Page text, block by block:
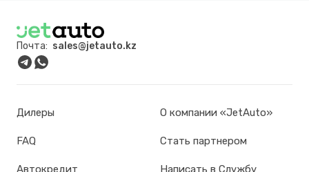
Почта: sales@jetauto.kz
Дилеры О компании «JetAuto»
FAQ Стать партнером
Автокредит Написать в Службу